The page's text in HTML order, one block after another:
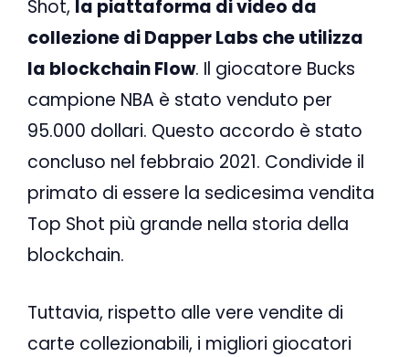
Shot, la piattaforma di video da
collezione di Dapper Labs che utilizza
la blockchain Flow. Il giocatore Bucks
campione NBA è stato venduto per
95.000 dollari. Questo accordo è stato
concluso nel febbraio 2021. Condivide il
primato di essere la sedicesima vendita
Top Shot più grande nella storia della
blockchain.
Tuttavia, rispetto alle vere vendite di
carte collezionabili, i migliori giocatori